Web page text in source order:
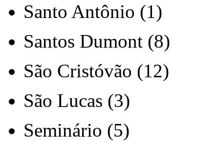
Santo Antônio (1)
Santos Dumont (8)
São Cristóvão (12)
São Lucas (3)
Seminário (5)